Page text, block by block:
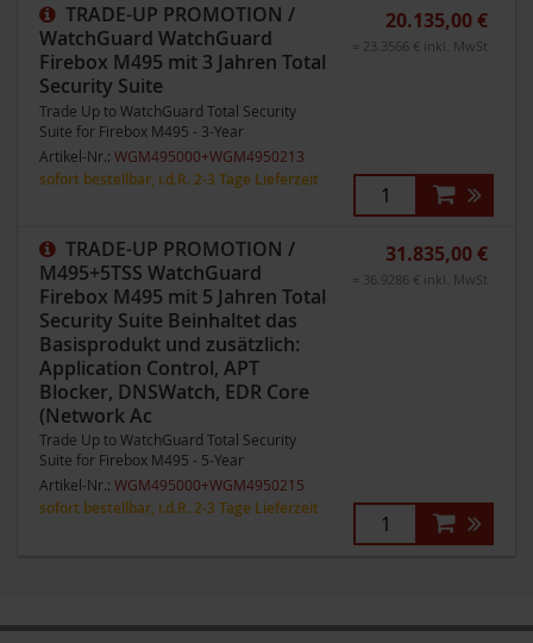
TRADE-UP PROMOTION /
WatchGuard WatchGuard
Firebox M495 mit 3 Jahren Total
Security Suite
Trade Up to WatchGuard Total Security
Suite for Firebox M495 - 3-Year
Artikel-Nr.: WGM495000+WGM4950213
sofort bestellbar, i.d.R. 2-3 Tage Lieferzeit
20.135,00 €
= 23.3566 € inkl. MwSt
TRADE-UP PROMOTION /
M495+5TSS WatchGuard
Firebox M495 mit 5 Jahren Total
Security Suite Beinhaltet das
Basisprodukt und zusätzlich:
Application Control, APT
Blocker, DNSWatch, EDR Core
(Network Ac
Trade Up to WatchGuard Total Security
Suite for Firebox M495 - 5-Year
Artikel-Nr.: WGM495000+WGM4950215
sofort bestellbar, i.d.R. 2-3 Tage Lieferzeit
31.835,00 €
= 36.9286 € inkl. MwSt